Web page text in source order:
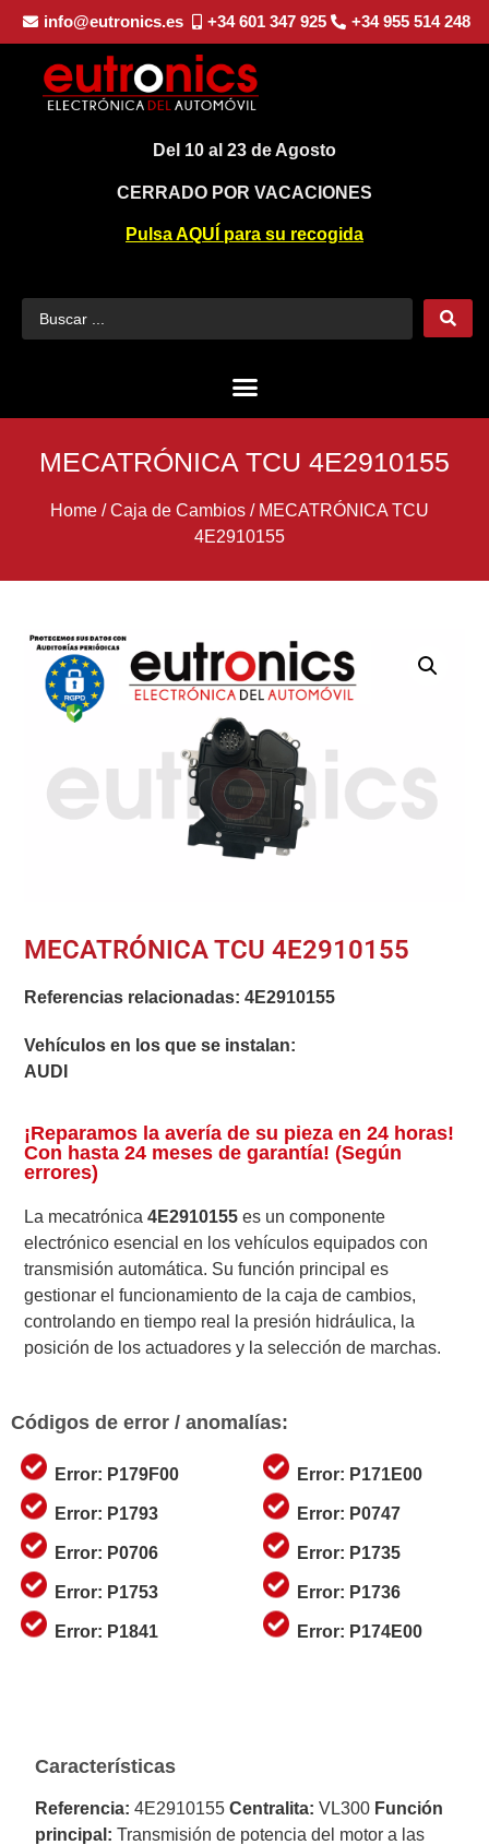
info@eutronics.es +34 601 347 925 +34 955 514 248
Del 10 al 23 de Agosto
CERRADO POR VACACIONES
Pulsa AQUÍ para su recogida
MECATRÓNICA TCU 4E2910155
Home /Caja de Cambios / MECATRÓNICA TCU
4E2910155
MECATRÓNICA TCU 4E2910155
Referencias relacionadas:4E2910155
Vehículos en los que se instalan:
AUDI
¡Reparamos la avería de su pieza en 24 horas!
Con hasta 24 meses de garantía! (Según
errores)
La mecatrónica4E2910155 es un componente
electrónico esencial en los vehículos equipados con
transmisión automática. Su función principal es
gestionar el funcionamiento de la caja de cambios,
controlando en tiempo real la presión hidráulica, la
posición de los actuadores y la selección de marchas.
Códigos de error / anomalías:
Error: P179F00
Error: P1793
Error: P0706
Error: P1753
Error: P1841
Error: P171E00
Error: P0747
Error: P1735
Error: P1736
Error: P174E00
Características
Referencia: 4E2910155Centralita: VL300 Función
principal: Transmisión de potencia del motor a las